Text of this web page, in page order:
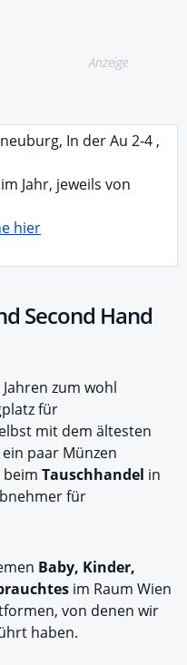
Anzeige
In der Au 2-4 ,
Jahr, jeweils von
hier
Second Hand
zum wohl
für
mit dem ältesten
paar Münzen
Tauschhandel in
für
Baby, Kinder,
im Raum Wien
von denen wir
haben.